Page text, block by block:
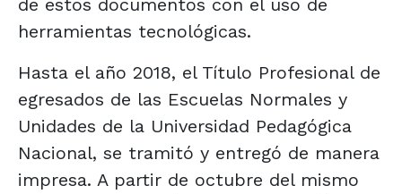
herramientas tecnológicas.
Hasta el año 2018, el Título Profesional de
egresados de las Escuelas Normales y
Unidades de la Universidad Pedagógica
Nacional, se tramitó y entregó de manera
impresa. A partir de octubre del mismo